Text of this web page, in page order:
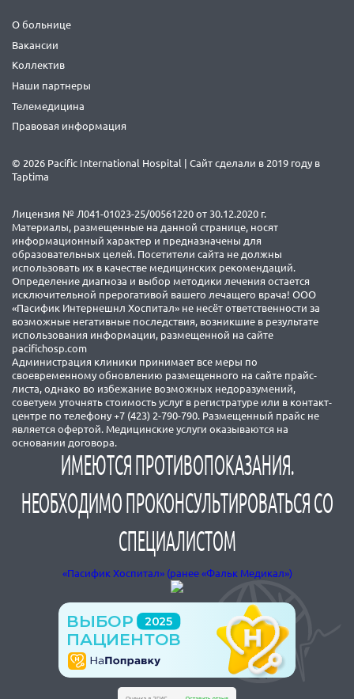
О больнице
Вакансии
Коллектив
Наши партнеры
Телемедицина
Правовая информация
© 2026 Pacific International Hospital | Сайт сделали в 2019 году в
Taptima
Лицензия № Л041-01023-25/00561220 от 30.12.2020 г.
Материалы, размещенные на данной странице, носят
информационный характер и предназначены для
образовательных целей. Посетители сайта не должны
использовать их в качестве медицинских рекомендаций.
Определение диагноза и выбор методики лечения остается
исключительной прерогативой вашего лечащего врача! ООО
«Пасифик Интернешнл Хоспитал» не несёт ответственности за
возможные негативные последствия, возникшие в результате
использования информации, размещенной на сайте
pacifichosp.com
Администрация клиники принимает все меры по
своевременному обновлению размещенного на сайте прайс-
листа, однако во избежание возможных недоразумений,
советуем уточнять стоимость услуг в регистратуре или в контакт-
центре по телефону +7 (423) 2-790-790. Размещенный прайс не
является офертой. Медицинские услуги оказываются на
основании договора.
ИМЕЮТСЯ ПРОТИВОПОКАЗАНИЯ.
НЕОБХОДИМО ПРОКОНСУЛЬТИРОВАТЬСЯ СО
СПЕЦИАЛИСТОМ
«Пасифик Хоспитал» (ранее «Фальк Медикал»)